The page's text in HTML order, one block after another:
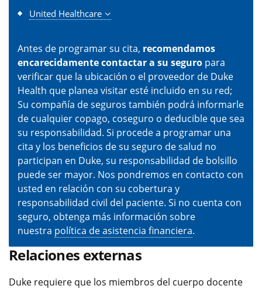
United Healthcare
Antes de programar su cita, recomendamos
encarecidamente contactar a su seguro para
verificar que la ubicación o el proveedor de Duke
Health que planea visitar esté incluido en su red;
Su compañía de seguros también podrá informarle
de cualquier copago, coseguro o deducible que sea
su responsabilidad. Si procede a programar una
cita y los beneficios de su seguro de salud no
participan en Duke, su responsabilidad de bolsillo
puede ser mayor. Nos pondremos en contacto con
usted en relación con su cobertura y
responsabilidad civil del paciente. Si no cuenta con
seguro, obtenga más información sobre
nuestra política de asistencia financiera.
Relaciones externas
Duke requiere que los miembros del cuerpo docente